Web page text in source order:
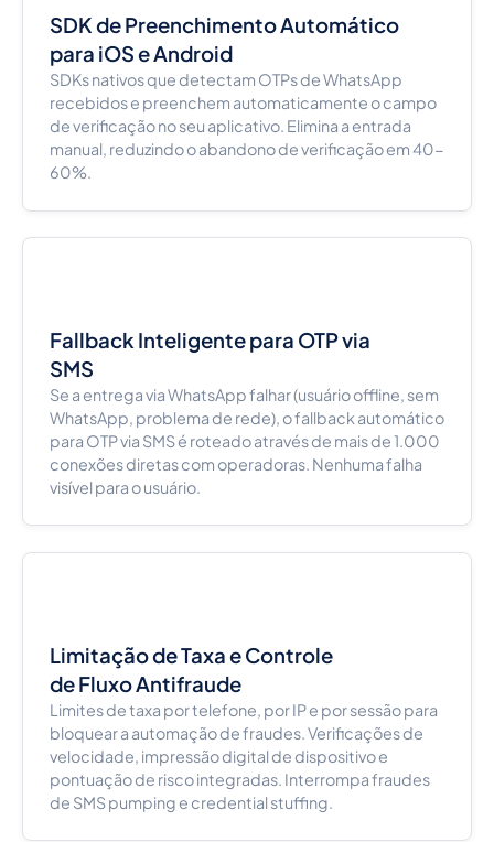
SDK de Preenchimento Automático
para iOS e Android
SDKs nativos que detectam OTPs de WhatsApp
recebidos e preenchem automaticamente o campo
de verificação no seu aplicativo. Elimina a entrada
manual, reduzindo o abandono de verificação em 40-
60%.
Fallback Inteligente para OTP via
SMS
Se a entrega via WhatsApp falhar (usuário offline, sem
WhatsApp, problema de rede), o fallback automático
para OTP via SMS é roteado através de mais de 1.000
conexões diretas com operadoras. Nenhuma falha
visível para o usuário.
Limitação de Taxa e Controle
de Fluxo Antifraude
Limites de taxa por telefone, por IP e por sessão para
bloquear a automação de fraudes. Verificações de
velocidade, impressão digital de dispositivo e
pontuação de risco integradas. Interrompa fraudes
de SMS pumping e credential stuffing.